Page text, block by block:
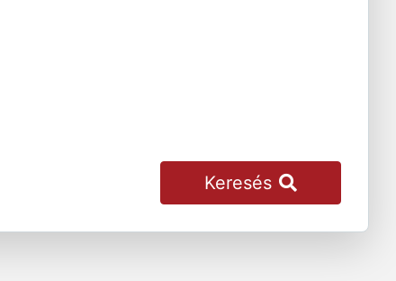
Keresés